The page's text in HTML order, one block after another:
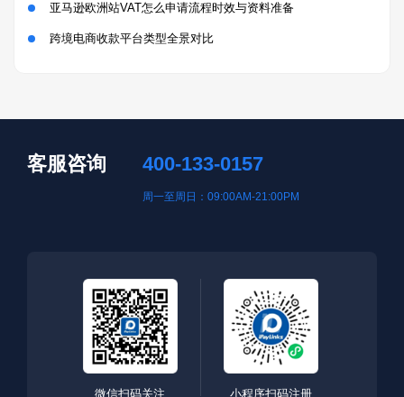
亚马逊欧洲站VAT怎么申请流程时效与资料准备
跨境电商收款平台类型全景对比
客服咨询 400-133-0157
周一至周日：09:00AM-21:00PM
微信扫码关注 小程序扫码注册